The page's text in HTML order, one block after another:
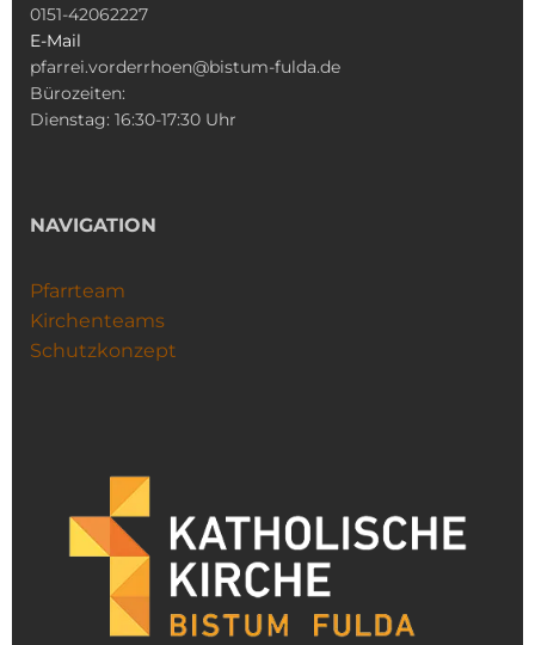
0151-42062227
E-Mail
pfarrei.vorderrhoen@bistum-fulda.de
Bürozeiten:
Dienstag: 16:30-17:30 Uhr
NAVIGATION
Pfarrteam
Kirchenteams
Schutzkonzept